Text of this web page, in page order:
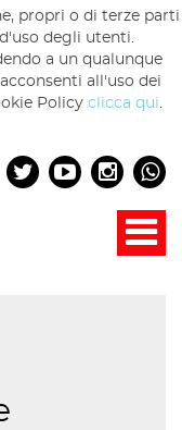
propri o di terze parti
degli utenti.
a un qualunque
all'uso dei
Policy clicca qui.